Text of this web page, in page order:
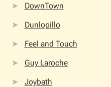
DownTown
Dunlopillo
Feel and Touch
Guy Laroche
Joybath